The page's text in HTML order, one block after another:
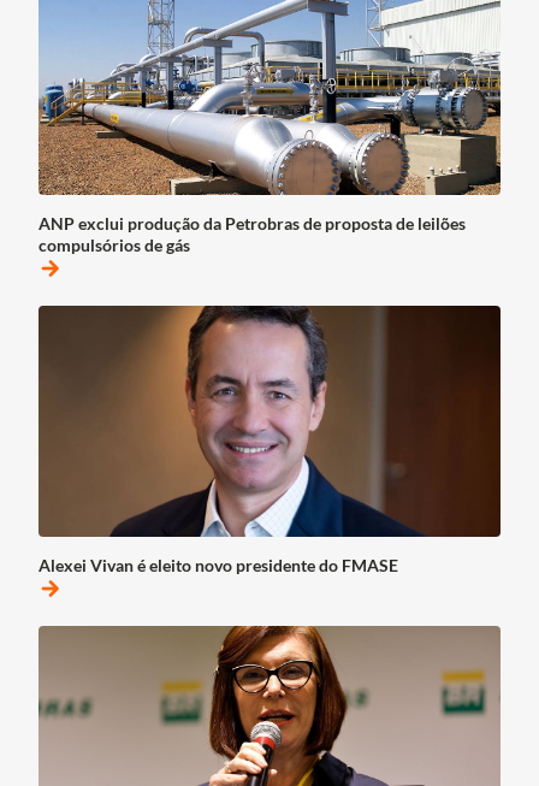
ANP exclui produção da Petrobras de proposta de leilões
compulsórios de gás
arrow_forward
Alexei Vivan é eleito novo presidente do FMASE
arrow_forward